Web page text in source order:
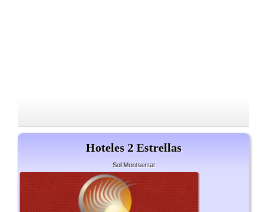
Hoteles 2 Estrellas
Sol Montserrat